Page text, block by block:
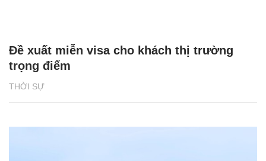
THỜI SỰ
Đề xuất miễn visa cho khách thị trường
trọng điểm